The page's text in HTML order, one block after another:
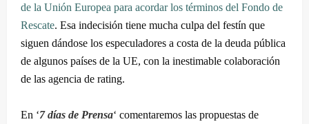
de la Unión Europea para acordar los términos del Fondo de
Rescate. Esa indecisión tiene mucha culpa del festín que
siguen dándose los especuladores a costa de la deuda pública
de algunos países de la UE, con la inestimable colaboración
de las agencia de rating.
En ‘7 días de Prensa‘ comentaremos las propuestas de